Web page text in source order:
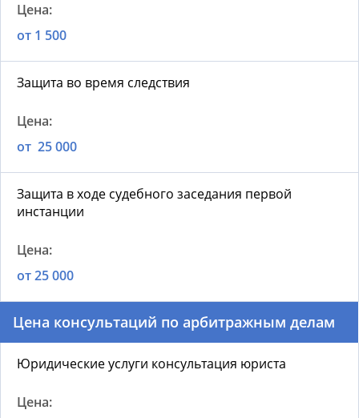
от 1 500
Защита во время следствия
от 25 000
Защита в ходе судебного заседания первой
инстанции
от 25 000
Цена консультаций по арбитражным делам
Юридические услуги консультация юриста